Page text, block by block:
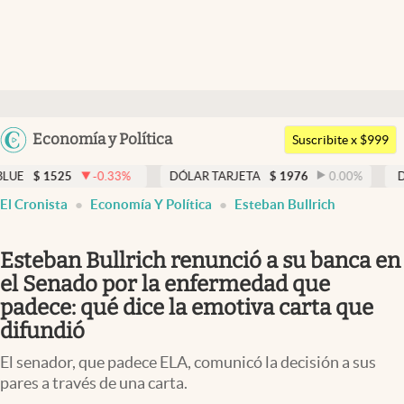
Argentina
Uruguay
Economía y Política
Members
Economía y Política
Finanzas y Mercados
Negocios
Columnistas
Apertura
Suscribite x $999
-0.33% DÓLAR TARJETA $ 1976 0.00% DÓLAR MEP
El Cronista Economía Y Política Esteban Bullrich
Esteban Bullrich renunció a su banca en
el Senado por la enfermedad que
padece: qué dice la emotiva carta que
difundió
El senador, que padece ELA, comunicó la decisión a sus
pares a través de una carta.